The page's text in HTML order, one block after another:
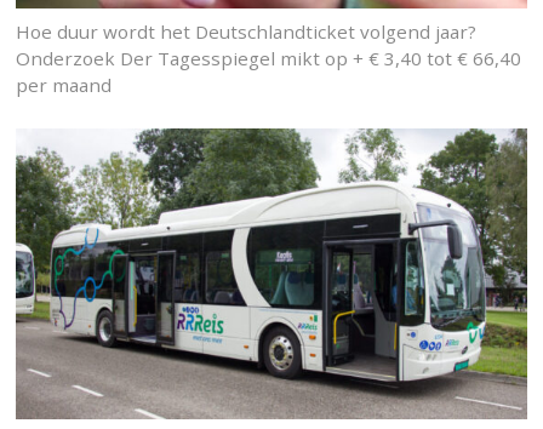
Hoe duur wordt het Deutschlandticket volgend jaar?
Onderzoek Der Tagesspiegel mikt op + € 3,40 tot € 66,40
per maand